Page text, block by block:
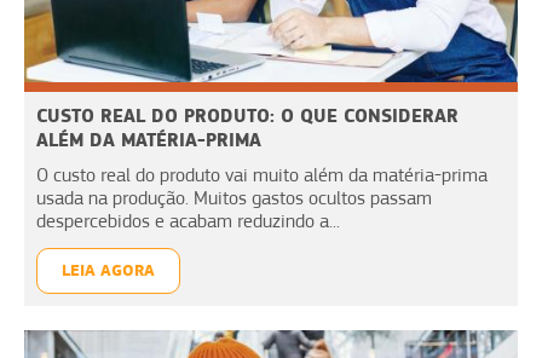
CUSTO REAL DO PRODUTO: O QUE CONSIDERAR
ALÉM DA MATÉRIA-PRIMA
O custo real do produto vai muito além da matéria-prima
usada na produção. Muitos gastos ocultos passam
despercebidos e acabam reduzindo a...
LEIA AGORA